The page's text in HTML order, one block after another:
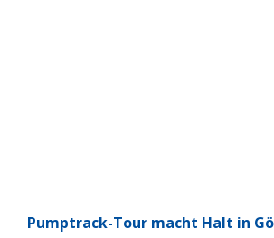
Pump­track-Tour macht Halt in